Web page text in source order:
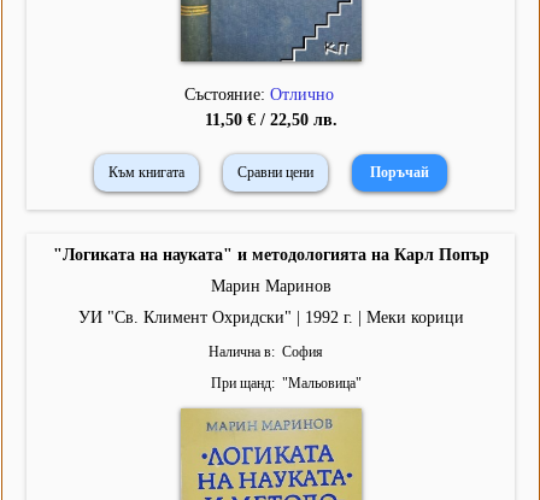
Състояние: Отлично
11,50 € / 22,50 лв.
Към книгата Сравни цени
"Логиката на науката" и методологията на Карл Попър
Марин Маринов
УИ "Св. Климент Охридски" | 1992 г. | Меки корици
Налична в
София
При щанд
"Мальовица"